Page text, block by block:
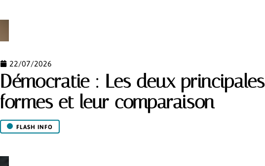
22/07/2026
Démocratie : Les deux principales
formes et leur comparaison
FLASH INFO